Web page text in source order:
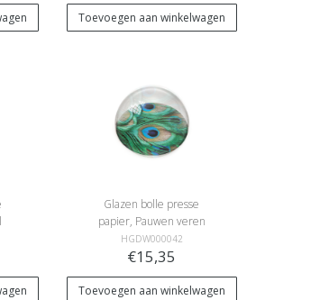
Toevoegen aan winkelwagen
Glazen bolle presse
papier, Pauwen veren
HGDW000042
€15,35
Toevoegen aan winkelwagen